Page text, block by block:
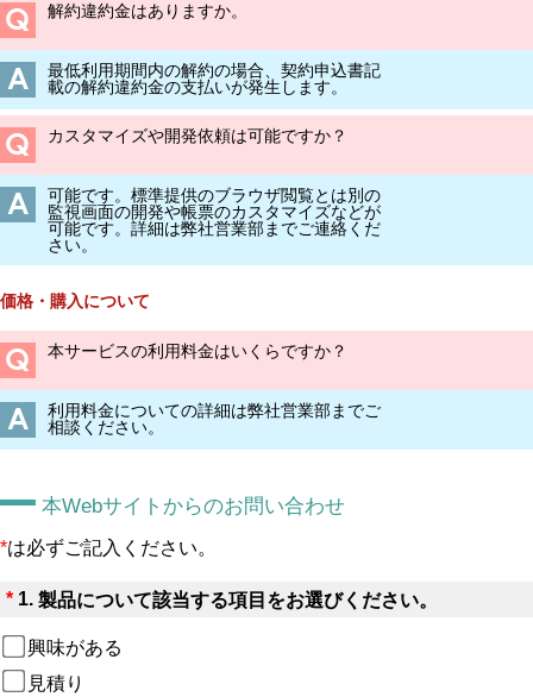
解約違約金はありますか。
最低利用期間内の解約の場合、契約申込書記
載の解約違約金の支払いが発生します。
カスタマイズや開発依頼は可能ですか？
可能です。標準提供のブラウザ閲覧とは別の
監視画面の開発や帳票のカスタマイズなどが
可能です。詳細は弊社営業部までご連絡くだ
さい。
価格・購入について
本サービスの利用料金はいくらですか？
利用料金についての詳細は弊社営業部までご
相談ください。
本Webサイトからのお問い合わせ
*は必ずご記入ください。
* 1. 製品について該当する項目をお選びください。
興味がある
見積り